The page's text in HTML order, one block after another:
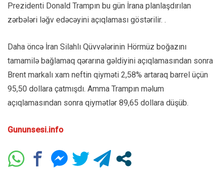
Prezidenti Donald Trampın bu gün İrana planlaşdırılan
zərbələri ləğv edəcəyini açıqlaması göstərilir. .
Daha öncə İran Silahlı Qüvvələrinin Hörmüz boğazını
tamamilə bağlamaq qərarına gəldiyini açıqlamasından sonra
Brent markalı xam neftin qiyməti 2,58% artaraq barrel üçün
95,50 dollara çatmışdı. Amma Trampın məlum
açıqlamasından sonra qiymətlər 89,65 dollara düşüb.
Gununsesi.info